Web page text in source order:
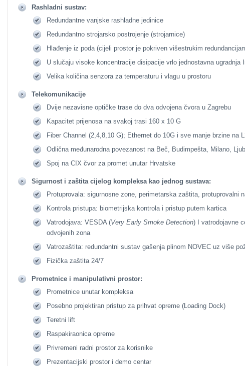
Rashladni sustav:
Redundantne vanjske rashladne jedinice
Redundantno strojarsko postrojenje (strojarnice)
Hlađenje iz poda (cijeli prostor je pokriven višestrukim
U slučaju visoke koncentracije disipacije vrlo jednostavna ugradnja
Velika količina senzora za temperaturu i vlagu u prostoru
Telekomunikacije
Dvije nezavisne optičke trase do dva odvojena čvora u Zagrebu
Kapacitet prijenosa na svakoj trasi 160 x 10 G
Fiber Channel (2,4,8,10 G); Ethernet do 10G i sve manje brzine na
Odlična međunarodna povezanost na Beč, Budimpešta, Milano,
Spoj na CIX čvor za promet unutar Hrvatske
Sigurnost i zaštita cijelog kompleksa kao jednog sustava:
Protuprovala: sigurnosne zone, perimetarska zaštita, protuprovalni
Kontrola pristupa: biometrijska kontrola i pristup putem kartica
Vatrodojava: VESDA (Very Early Smoke Detection) I vatrodojavne
odvojenih zona
Vatrozaštita: redundantni sustav gašenja plinom NOVEC uz više
Fizička zaštita 24/7
Prometnice i manipulativni prostor:
Prometnice unutar kompleksa
Posebno projektiran pristup za prihvat opreme (Loading Dock)
Teretni lift
Raspakiraonica opreme
Privremeni radni prostor za korisnike
Prezentacijski prostor i demo centar